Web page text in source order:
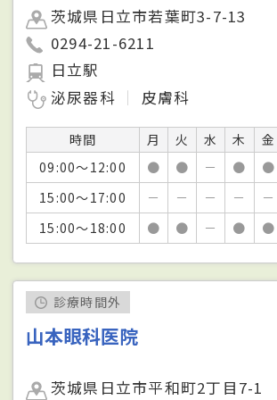
茨城県日立市若葉町3-7-13
0294-21-6211
日立駅
泌尿器科
皮膚科
時間 月 火 水 木 金
09:00～12:00
● ● － ● ●
15:00～17:00
－ － － － －
15:00～18:00
● ● － ● ●
診療時間外
山本眼科医院
茨城県日立市平和町2丁目7-1